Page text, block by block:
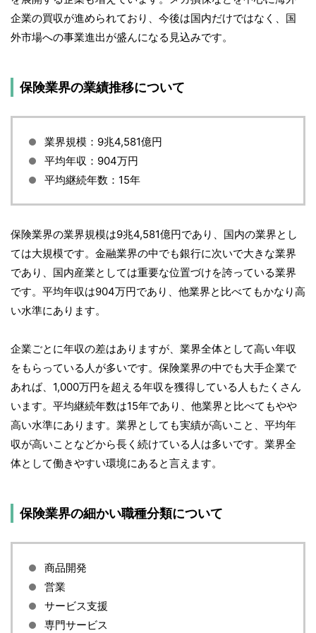
企業の買収が進められており、今後は国内だけではなく、国
外市場への事業進出が盛んになる見込みです。
保険業界の業績推移について
業界規模：9兆4,581億円
平均年収：904万円
平均継続年数：15年
保険業界の業界規模は9兆4,581億円であり、国内の業界とし
ては大規模です。金融業界の中でも銀行に次いで大きな業界
であり、国内産業としては重要な位置づけを誇っている業界
です。平均年収は904万円であり、他業界と比べてもかなり高
い水準にあります。
企業ごとに年収の差はありますが、業界全体として高い年収
をもらっている人が多いです。保険業界の中でも大手企業で
あれば、1,000万円を超える年収を獲得している人もたくさん
います。平均継続年数は15年であり、他業界と比べてもやや
高い水準にあります。業界としても実績が高いこと、平均年
収が高いことなどから長く続けている人は多いです。業界全
体として働きやすい環境にあると言えます。
保険業界の細かい職種分類について
商品開発
営業
サービス支援
専門サービス